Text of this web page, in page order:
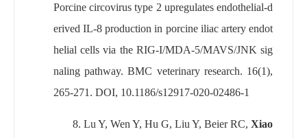
Porcine circovirus type 2 upregulates endothelial-d
erived IL-8 production in porcine iliac artery endot
helial cells via the RIG-I/MDA-5/MAVS/JNK sig
naling pathway. BMC veterinary research. 16(1),
265-271. DOI, 10.1186/s12917-020-02486-1
8. Lu Y, Wen Y, Hu G, Liu Y, Beier RC, Xiao